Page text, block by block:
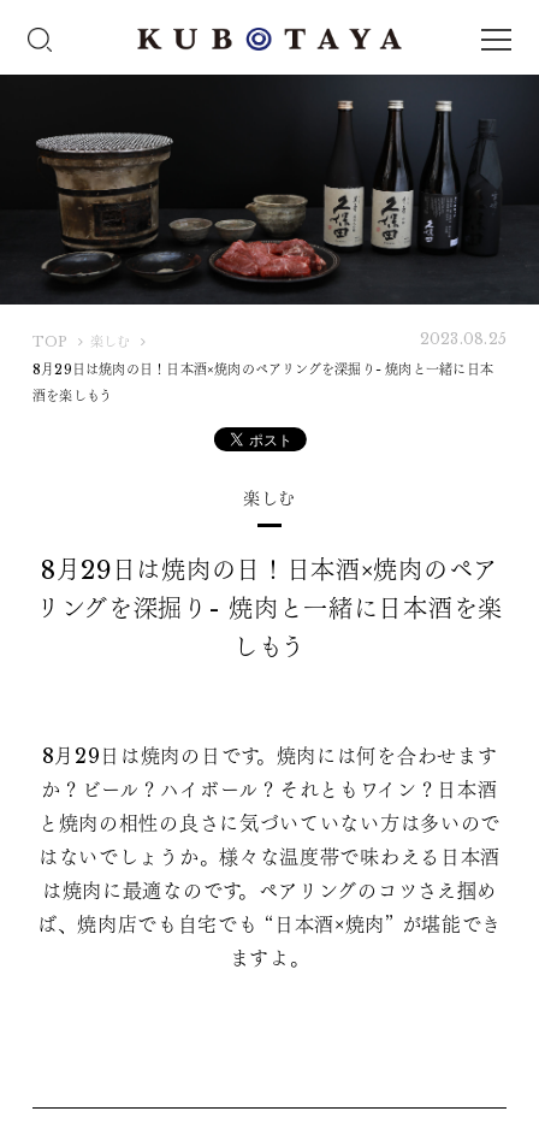
TOP
U
B
楽しむ
8月29日は焼肉の日！日本酒×焼肉のペアリングを深掘り- 焼肉と一緒に日本
酒を楽しもう
2023.08.25
楽しむ
8月29日は焼肉の日！日本酒×焼肉のペア
リングを深掘り- 焼肉と一緒に日本酒を楽
しもう
8月29日は焼肉の日です。焼肉には何を合わせます
か？ビール？ハイボール？それともワイン？日本酒
と焼肉の相性の良さに気づいていない方は多いので
はないでしょうか。様々な温度帯で味わえる日本酒
は焼肉に最適なのです。ペアリングのコツさえ掴め
ば、焼肉店でも自宅でも “日本酒×焼肉” が堪能でき
ますよ。